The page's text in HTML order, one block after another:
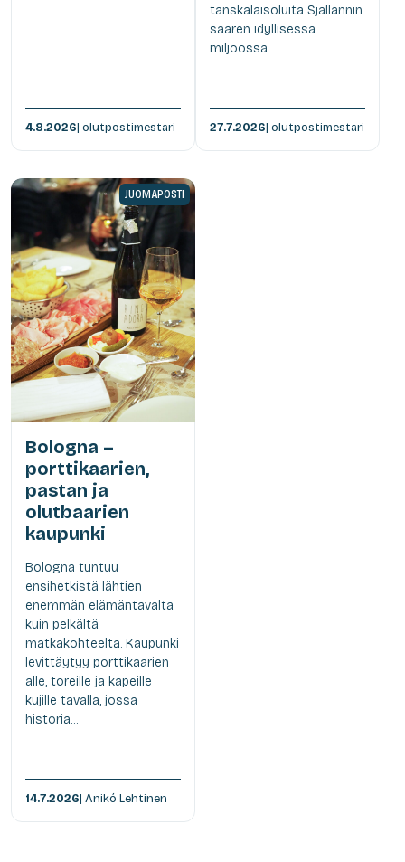
4.8.2026| olutpostimestari
tanskalaisoluita Själlannin
saaren idyllisessä
miljöössä.
27.7.2026| olutpostimestari
JUOMAPOSTI
Bologna –
porttikaarien,
pastan ja
olutbaarien
kaupunki
Bologna tuntuu
ensihetkistä lähtien
enemmän elämäntavalta
kuin pelkältä
matkakohteelta. Kaupunki
levittäytyy porttikaarien
alle, toreille ja kapeille
kujille tavalla, jossa
historia...
14.7.2026| Anikó Lehtinen